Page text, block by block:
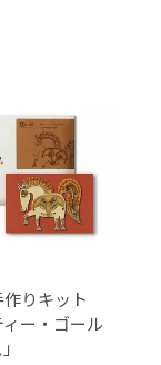
りキット
ィー・ゴール